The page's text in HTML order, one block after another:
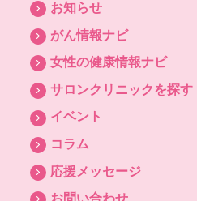
お知らせ
がん情報ナビ
女性の健康情報ナビ
サロンクリニックを探す
イベント
コラム
応援メッセージ